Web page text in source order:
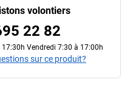
volontiers
22 82
Vendredi 7:30 à 17:00h
sur ce produit?